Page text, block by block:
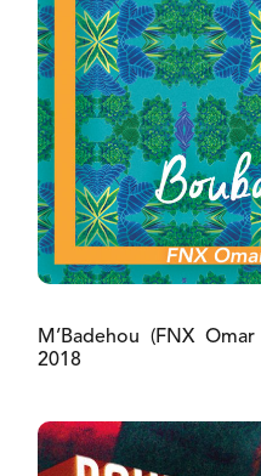
M’Badehou (FNX
2018